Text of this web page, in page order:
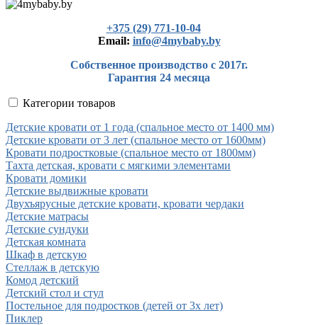
+375 (29) 771-10-04
Еmail: info@4mybaby.by
Собственное производство с 2017г.
Гарантия 24 месяца
Категории товаров
Детские кровати от 1 года (спальное место от 1400 мм)
Детские кровати от 3 лет (спальное место от 1600мм)
Кровати подростковые (спальное место от 1800мм)
Тахта детская, кровати с мягкими элементами
Кровати домики
Детские выдвижные кровати
Двухъярусные детские кровати, кровати чердаки
Детские матрасы
Детские сундуки
Детская комната
Шкаф в детскую
Стеллаж в детскую
Комод детский
Детский стол и стул
Постельное для подростков (детей от 3х лет)
Пиклер